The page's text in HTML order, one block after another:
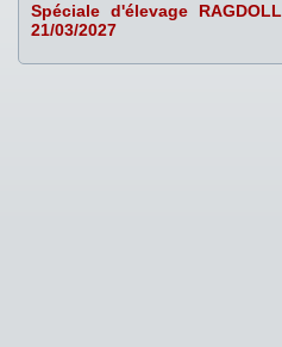
Spéciale d'élevage RAGDOLL
21/03/2027